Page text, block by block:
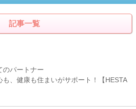
記事一覧
のパートナー
も、健康も住まいがサポート！【HESTA